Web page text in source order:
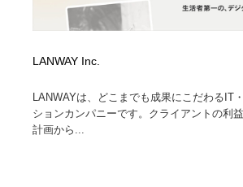
LANWAY Inc.
LANWAYは、どこまでも成果にこだわるIT
ションカンパニーです。クライアントの利
計画から...